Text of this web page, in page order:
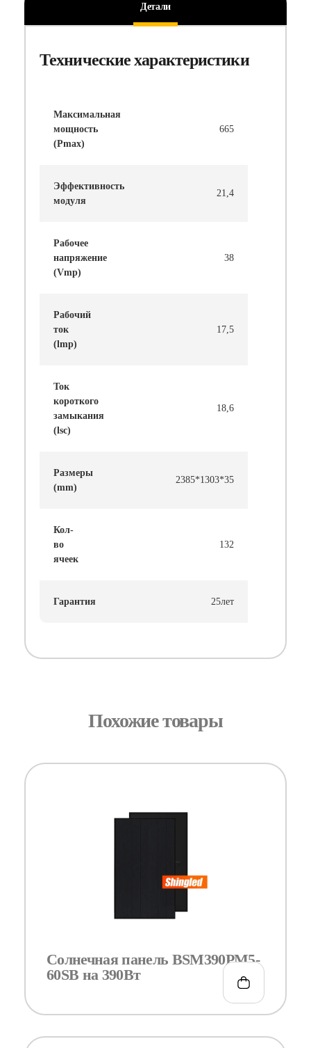
Детали
Максимальная
мощность
(Pmax)
665
Эффективность
модуля
21,4
Рабочее
напряжение
(Vmp)
38
Рабочий
ток
(lmp)
17,5
Ток
короткого
замыкания
(lsc)
18,6
Размеры
(mm)
2385*1303*35
Кол-
во
ячеек
132
Гарантия 25лет
Похожие товары
Солнечная панель BSM390PM5-
60SB на 390Вт